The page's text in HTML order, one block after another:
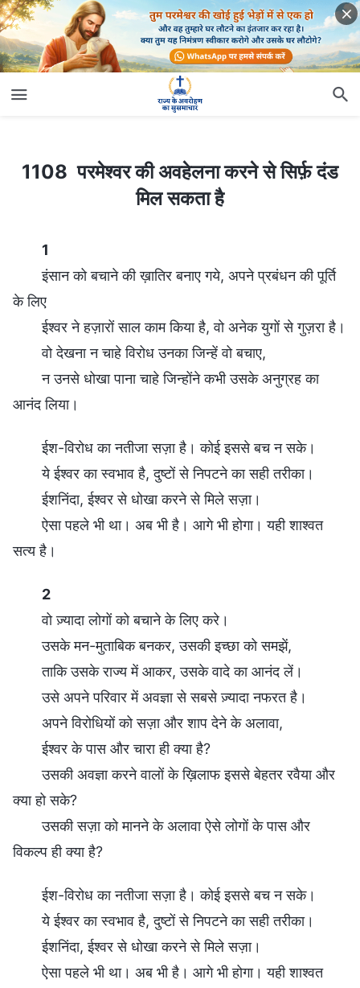
1108 परमेश्वर की अवहेलना करने से सिर्फ़ दंड मिल सकता है
1108 परमेश्वर की अवहेलना करने से सिर्फ़ दंड
मिल सकता है
1
इंसान को बचाने की ख़ातिर बनाए गये, अपने प्रबंधन की पूर्ति
के लिए
ईश्वर ने हज़ारों साल काम किया है, वो अनेक युगों से गुज़रा है।
वो देखना न चाहे विरोध उनका जिन्हें वो बचाए,
न उनसे धोखा पाना चाहे जिन्होंने कभी उसके अनुग्रह का
आनंद लिया।
ईश-विरोध का नतीजा सज़ा है। कोई इससे बच न सके।
ये ईश्वर का स्वभाव है, दुष्टों से निपटने का सही तरीका।
ईशनिंदा, ईश्वर से धोखा करने से मिले सज़ा।
ऐसा पहले भी था। अब भी है। आगे भी होगा। यही शाश्वत
सत्य है।
2
वो ज़्यादा लोगों को बचाने के लिए करे।
उसके मन-मुताबिक बनकर, उसकी इच्छा को समझें,
ताकि उसके राज्य में आकर, उसके वादे का आनंद लें।
उसे अपने परिवार में अवज्ञा से सबसे ज़्यादा नफरत है।
अपने विरोधियों को सज़ा और शाप देने के अलावा,
ईश्वर के पास और चारा ही क्या है?
उसकी अवज्ञा करने वालों के ख़िलाफ इससे बेहतर रवैया और
क्या हो सके?
उसकी सज़ा को मानने के अलावा ऐसे लोगों के पास और
विकल्प ही क्या है?
ईश-विरोध का नतीजा सज़ा है। कोई इससे बच न सके।
ये ईश्वर का स्वभाव है, दुष्टों से निपटने का सही तरीका।
ईशनिंदा, ईश्वर से धोखा करने से मिले सज़ा।
ऐसा पहले भी था। अब भी है। आगे भी होगा। यही शाश्वत